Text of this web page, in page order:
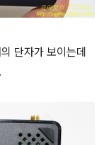
단자가 보이는데